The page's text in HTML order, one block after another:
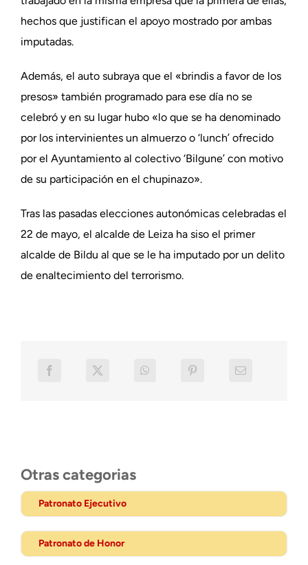
hechos que justifican el apoyo mostrado por ambas
imputadas.
Además, el auto subraya que el «brindis a favor de los
presos» también programado para ese día no se
celebró y en su lugar hubo «lo que se ha denominado
por los intervinientes un almuerzo o ‘lunch’ ofrecido
por el Ayuntamiento al colectivo ‘Bilgune’ con motivo
de su participación en el chupinazo».
Tras las pasadas elecciones autonómicas celebradas el
22 de mayo, el alcalde de Leiza ha siso el primer
alcalde de Bildu al que se le ha imputado por un delito
de enaltecimiento del terrorismo.
Otras categorias
Patronato Ejecutivo
Patronato de Honor